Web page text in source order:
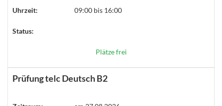
Uhrzeit: 09:00 bis 16:00
Status:
Plätze frei
Prüfung telc Deutsch B2